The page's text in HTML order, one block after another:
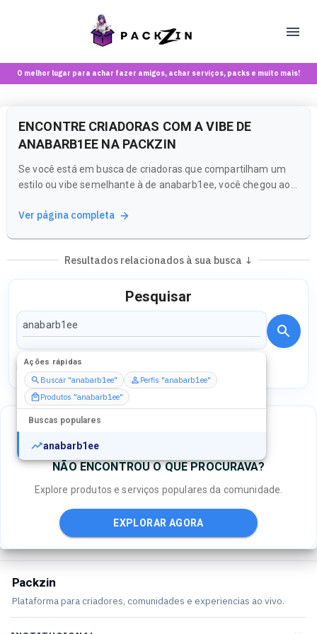
O melhor lugar para achar fazer amigos, achar serviços, packs e muito mais!
ENCONTRE CRIADORAS COM A VIBE DE
ANABARB1EE NA PACKZIN
Se você está em busca de criadoras que compartilham um
estilo ou vibe semelhante à de anabarb1ee, você chegou ao
explorar uma variedade de perfis e conteúdos que ressoam
Ver página completa
Resultados relacionados à sua busca ↓
Pesquisar
Ações rápidas
Buscar "anabarb1ee"
Perfis "anabarb1ee"
Produtos "anabarb1ee"
Buscas populares
anabarb1ee
Perfis
NÃO ENCONTROU O QUE PROCURAVA?
Explore produtos e serviços populares da comunidade.
EXPLORAR AGORA
Packzin
Plataforma para criadores, comunidades e experiencias ao vivo.